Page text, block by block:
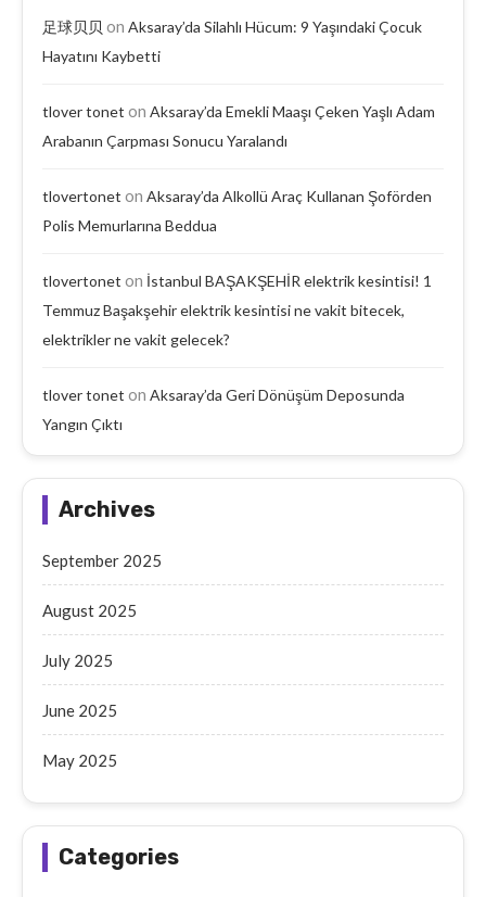
足球贝贝 on Aksaray’da Silahlı Hücum: 9 Yaşındaki Çocuk
Hayatını Kaybetti
tlover tonet on Aksaray’da Emekli Maaşı Çeken Yaşlı Adam
Arabanın Çarpması Sonucu Yaralandı
tlovertonet on Aksaray’da Alkollü Araç Kullanan Şoförden
Polis Memurlarına Beddua
tlovertonet on İstanbul BAŞAKŞEHİR elektrik kesintisi! 1
Temmuz Başakşehir elektrik kesintisi ne vakit bitecek,
elektrikler ne vakit gelecek?
tlover tonet on Aksaray’da Geri Dönüşüm Deposunda
Yangın Çıktı
Archives
September 2025
August 2025
July 2025
June 2025
May 2025
Categories